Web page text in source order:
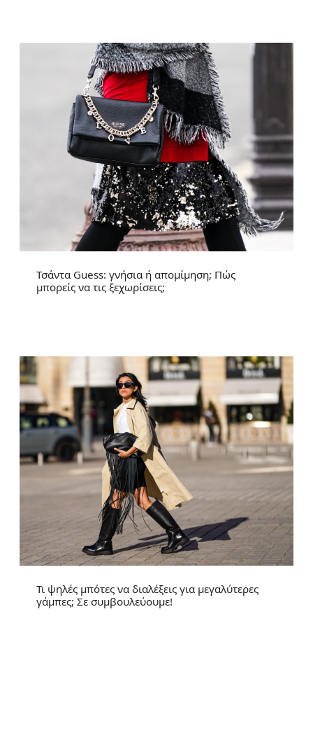
Τσάντα Guess: γνήσια ή απομίμηση; Πώς
μπορείς να τις ξεχωρίσεις;
Τι ψηλές μπότες να διαλέξεις για μεγαλύτερες
γάμπες; Σε συμβουλεύουμε!